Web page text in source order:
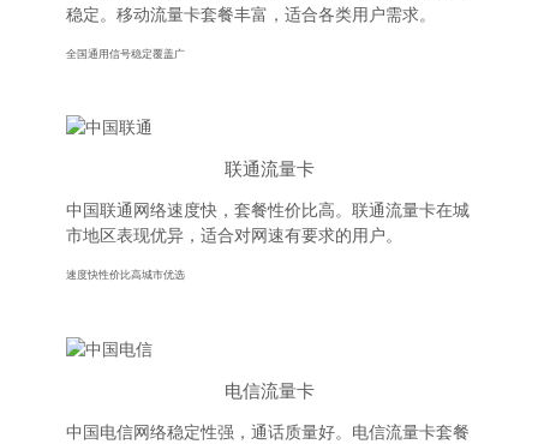
稳定。移动流量卡套餐丰富，适合各类用户需求。
全国通用信号稳定覆盖广
联通流量卡
中国联通网络速度快，套餐性价比高。联通流量卡在城
市地区表现优异，适合对网速有要求的用户。
速度快性价比高城市优选
电信流量卡
中国电信网络稳定性强，通话质量好。电信流量卡套餐